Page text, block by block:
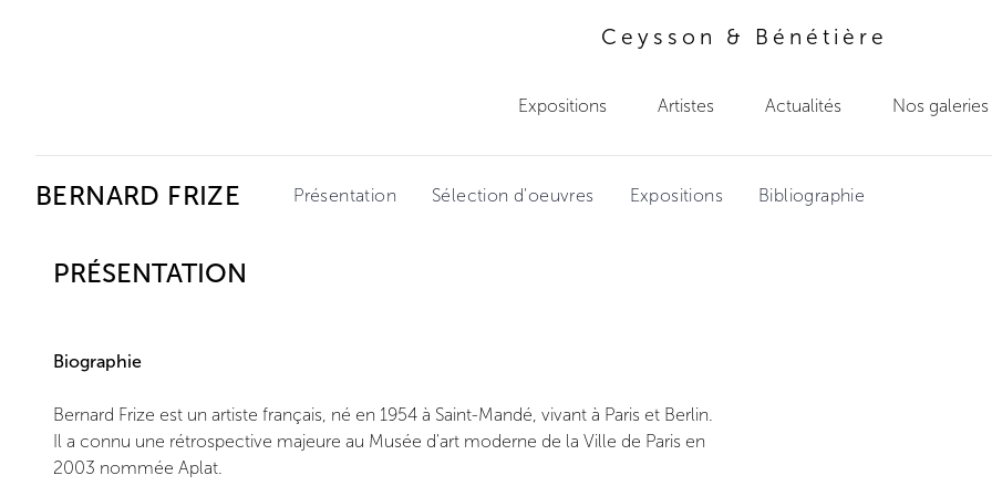
Ceysson & Bénétière
Expositions Artistes Actualités Nos galeries
BERNARD FRIZE Présentation Sélection d'oeuvres Expositions Bibliographie
PRÉSENTATION
Biographie
Bernard Frize est un artiste français, né en 1954 à Saint-Mandé, vivant à Paris et Berlin.
Il a connu une rétrospective majeure au Musée d'art moderne de la Ville de Paris en
2003 nommée Aplat.